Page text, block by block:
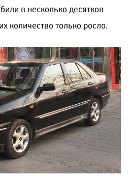
в несколько десятков
количество только росло.